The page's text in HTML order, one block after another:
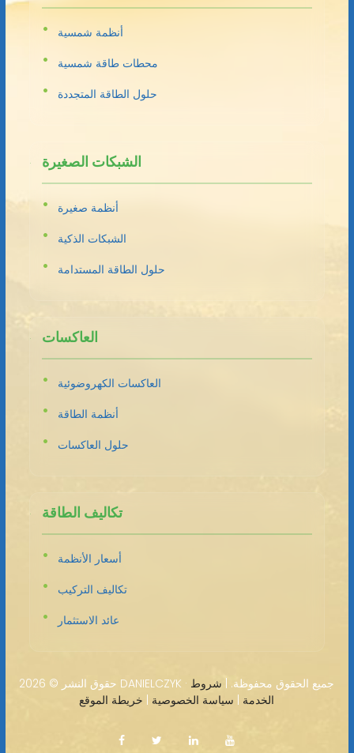
أنظمة شمسية
محطات طاقة شمسية
حلول الطاقة المتجددة
الشبكات الصغيرة
أنظمة صغيرة
الشبكات الذكية
حلول الطاقة المستدامة
العاكسات
العاكسات الكهروضوئية
أنظمة الطاقة
حلول العاكسات
تكاليف الطاقة
أسعار الأنظمة
تكاليف التركيب
عائد الاستثمار
حقوق النشر © 2026 DANIELCZYK · جميع الحقوق محفوظة. | شروط
الخدمة
سياسة الخصوصية خريطة الموقع